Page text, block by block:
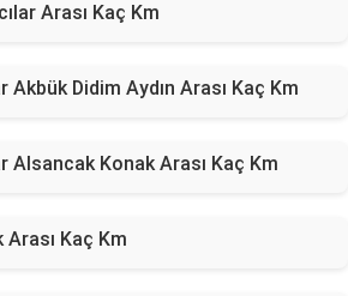
Arası Kaç Km
Akbük Didim Aydın Arası Kaç Km
Alsancak Konak Arası Kaç Km
Arası Kaç Km